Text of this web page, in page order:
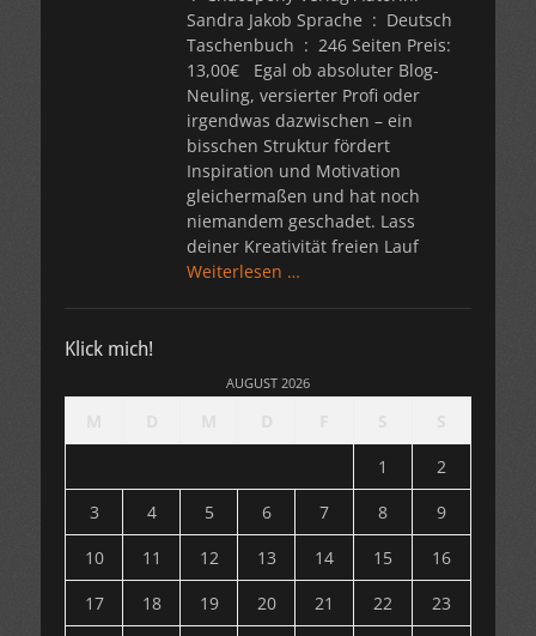
Sandra Jakob Sprache ‏ : ‎ Deutsch
Taschenbuch ‏ : ‎ 246 Seiten Preis:
13,00€ Egal ob absoluter Blog-
Neuling, versierter Profi oder
irgendwas dazwischen – ein
bisschen Struktur fördert
Inspiration und Motivation
gleichermaßen und hat noch
niemandem geschadet. Lass
deiner Kreativität freien Lauf
Weiterlesen …
Klick mich!
AUGUST 2026
1
2
3
4 5 6 7 8
9
10
11 12 13 14 15
16
17
18 19 20 21 22
23